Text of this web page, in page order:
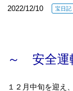
2022/12/10 宝日記
～ 安全運
１２月中旬を迎え